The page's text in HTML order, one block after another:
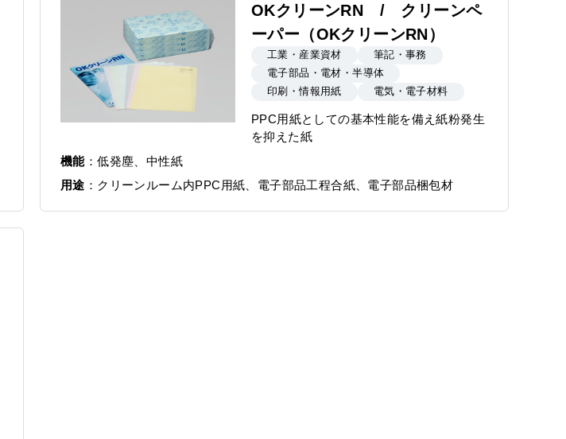
OKクリーンRN / クリーンペ
ーパー（OKクリーンRN）
工業・産業資材
筆記・事務
電子部品・電材・半導体
印刷・情報用紙
電気・電子材料
PPC用紙としての基本性能を備え紙粉発生
を抑えた紙
機能
低発塵、中性紙
用途
クリーンルーム内PPC用紙、電子部品工程合紙、電子部品梱包材